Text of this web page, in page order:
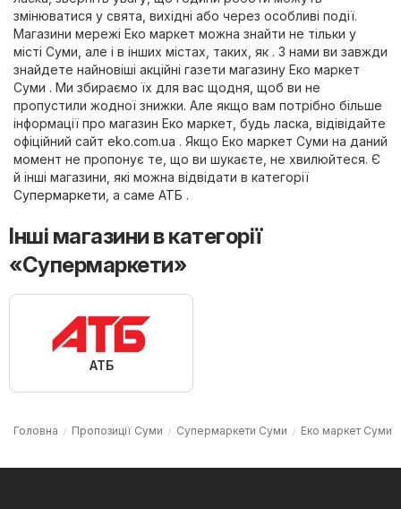
змінюватися у свята, вихідні або через особливі події.
Магазини мережі Еко маркет можна знайти не тільки у
місті Суми, але і в інших містах, таких, як . З нами ви завжди
знайдете найновіші акційні газети магазину Еко маркет
Суми . Ми збираємо їх для вас щодня, щоб ви не
пропустили жодної знижки. Але якщо вам потрібно більше
інформації про магазин Еко маркет, будь ласка, відівідайте
офіційний сайт eko.com.ua . Якщо Еко маркет Суми на даний
момент не пропонує те, що ви шукаєте, не хвилюйтеся. Є
й інші магазини, які можна відвідати в категорії
Супермаркети , а саме АТБ .
Інші магазини в категорії
«Супермаркети»
АТБ
Головна Пропозиції Суми Супермаркети Суми Еко маркет Суми